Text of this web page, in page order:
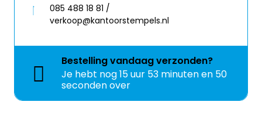
085 488 18 81 /
verkoop@kantoorstempels.nl
Bestellingvandaagverzonden?
Je hebt nog15 uur 53 minuten en 50
seconden over